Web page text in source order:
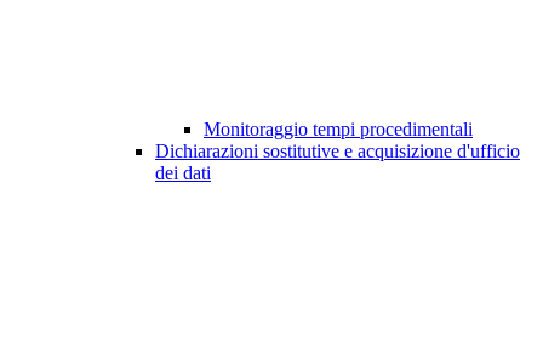
Monitoraggio tempi procedimentali
Dichiarazioni sostitutive e acquisizione d'ufficio
dei dati